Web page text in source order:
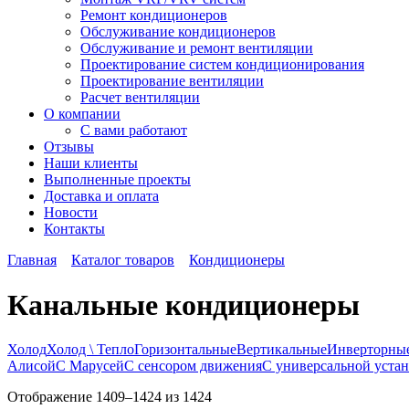
Ремонт кондиционеров
Обслуживание кондиционеров
Обслуживание и ремонт вентиляции
Проектирование систем кондиционирования
Проектирование вентиляции
Расчет вентиляции
О компании
С вами работают
Отзывы
Наши клиенты
Выполненные проекты
Доставка и оплата
Новости
Контакты
Главная
Каталог товаров Кондиционеры
Канальные кондиционеры
ХолодХолод \ ТеплоГоризонтальныеВертикальные
АлисойС МарусейС сенсором движенияС универсальной
Отображение 1409–1424 из 1424